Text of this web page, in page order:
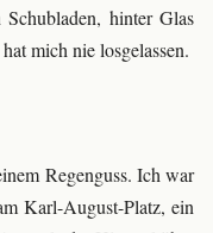
Schubladen, hinter Glas
mich nie losgelassen.
Regenguss. Ich war
Karl-August-Platz, ein